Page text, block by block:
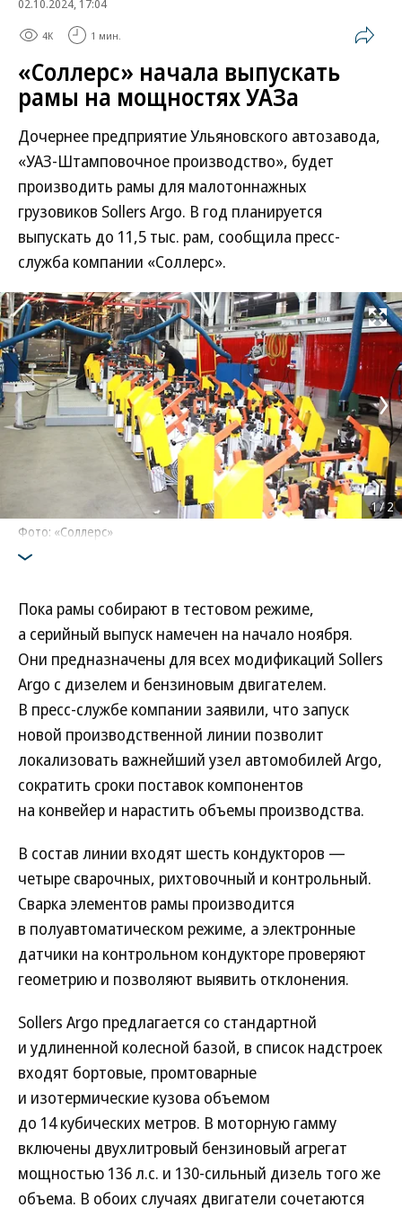
02.10.2024, 17:04
4K 1 мин.
«Соллерс» начала выпускать
рамы на мощностях УАЗа
Дочернее предприятие Ульяновского автозавода,
«УАЗ-Штамповочное производство», будет
производить рамы для малотоннажных
грузовиков Sollers Argo. В год планируется
выпускать до 11,5 тыс. рам, сообщила пресс-
служба компании «Соллерс».
Развернуть
Фото: «Соллерс»
1/2
Пока рамы собирают в тестовом режиме,
а серийный выпуск намечен на начало ноября.
Они предназначены для всех модификаций Sollers
Argo с дизелем и бензиновым двигателем.
В пресс-службе компании заявили, что запуск
новой производственной линии позволит
локализовать важнейший узел автомобилей Argo,
сократить сроки поставок компонентов
на конвейер и нарастить объемы производства.
В состав линии входят шесть кондукторов —
четыре сварочных, рихтовочный и контрольный.
Сварка элементов рамы производится
в полуавтоматическом режиме, а электронные
датчики на контрольном кондукторе проверяют
геометрию и позволяют выявить отклонения.
Sollers Argo предлагается со стандартной
и удлиненной колесной базой, в список надстроек
входят бортовые, промтоварные
и изотермические кузова объемом
до 14 кубических метров. В моторную гамму
включены двухлитровый бензиновый агрегат
мощностью 136 л.с. и 130-сильный дизель того же
объема. В обоих случаях двигатели сочетаются